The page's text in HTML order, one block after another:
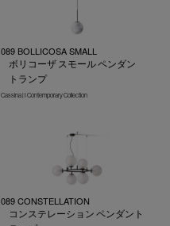
089 BOLLICOSA SMALL
ボリコーザ スモール ペンダン
トランプ
Cassina | I Contemporary Collection
089 CONSTELLATION
コンステレーション ペンダント